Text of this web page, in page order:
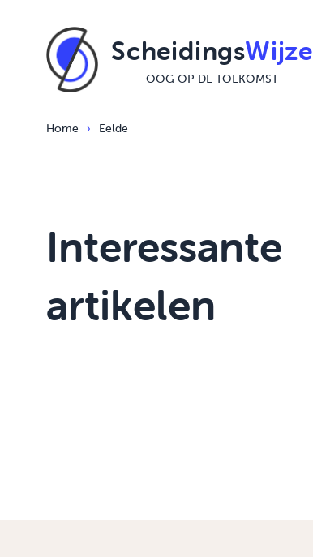
ScheidingsWijze
OOG OP DE TOEKOMST
Home › Eelde
Interessante
artikelen